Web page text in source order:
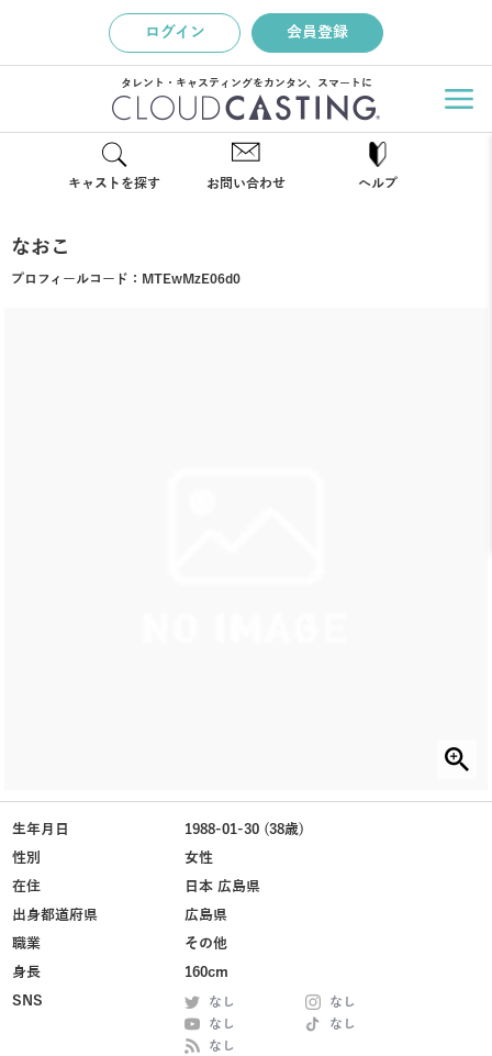
ログイン 会員登録
タレント・キャスティングをカンタン、スマートに
キャストを探す お問い合わせ ヘルプ
なおこ
プロフィールコード： MTEwMzE06d0
生年月日
1988-01-30 (38歳)
性別
女性
在住
日本 広島県
出身都道府県
広島県
職業
その他
身長
160cm
SNS
なし
なし
なし
なし
なし